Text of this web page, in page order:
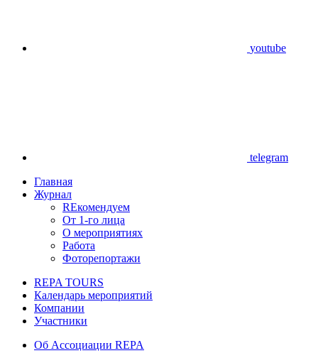
youtube
telegram
Главная
Журнал
REкомендуем
От 1-го лица
О мероприятиях
Работа
Фоторепортажи
REPA TOURS
Календарь мероприятий
Компании
Участники
Об Ассоциации REPA